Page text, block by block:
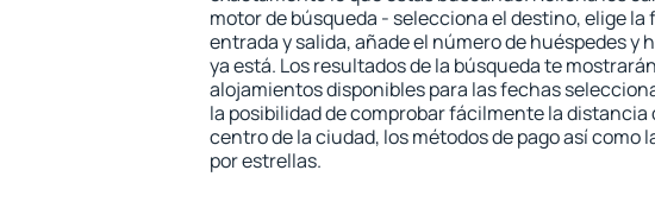
motor de búsqueda - selecciona el destino, elige la
entrada y salida, añade el número de huéspedes y
ya está. Los resultados de la búsqueda te
alojamientos disponibles para las fechas
la posibilidad de comprobar fácilmente la distancia
centro de la ciudad, los métodos de pago así como
por estrellas.